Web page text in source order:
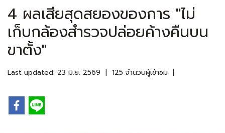
4 ผลเสียสุดสยองของการ "ไม่
เก็บกล้องสำรวจปล่อยค้างคืนบน
ขาตั้ง"
Last updated: 23 มิ.ย. 2569 | 125 จำนวนผู้เข้าชม |